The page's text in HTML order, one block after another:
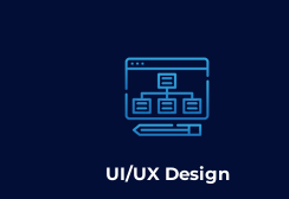
UI/UX Design